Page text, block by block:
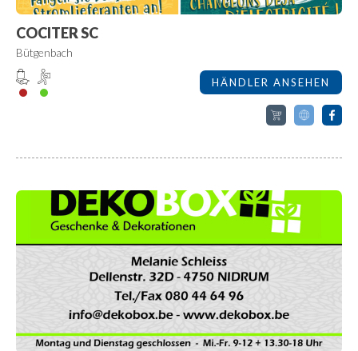
COCITER SC
Bütgenbach
HÄNDLER ANSEHEN